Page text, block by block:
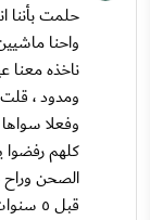
حلمت بأننا
واحنا
ناخذه معنا
ومدود ،
وفعلا
كلهم رفضوا
الصحن
قبل ٥ سنوات تقريبا